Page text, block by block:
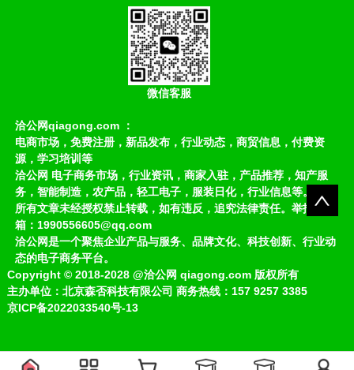
微信客服
洽公网qiagong.com ：
电商市场，免费注册，新品发布，行业动态，商贸信息，付费资
源，学习培训等
洽公网 电子商务市场，行业资讯，商家入驻，产品推荐，知产服
务，智能制造，农产品，轻工电子，服装日化，行业信息等。
所有文章未经授权禁止转载，如有违反，追究法律责任。举报邮
箱：1990556605@qq.com
洽公网是一个聚焦企业产品与服务、品牌文化、科技创新、行业动
态的电子商务平台。
Copyright ©2018-2028 @洽公网 qiagong.com 版权所有
主办单位：北京森否科技有限公司 商务热线：157 9257 3385
京ICP备2022033540号-13